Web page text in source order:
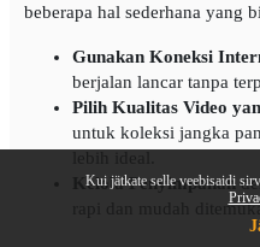
Kui jätkate selle veebisaidi
beberapa hal sederhana yang
Gunakan Koneksi
berjalan lancar tanpa
Pilih Kualitas Video
untuk koleksi jangka
Kelola Penyimpanan
rapi dan mudah